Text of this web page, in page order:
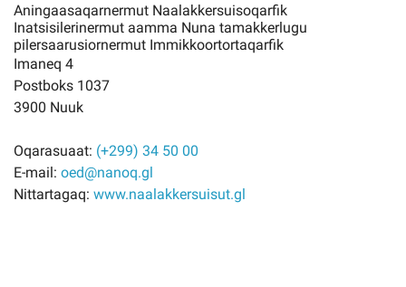
Aningaasaqarnermut Naalakkersuisoqarfik
Inatsisilerinermut aamma Nuna tamakkerlugu
pilersaarusiornermut Immikkoortortaqarfik
Imaneq 4
Postboks 1037
3900 Nuuk
Oqarasuaat: (+299) 34 50 00
E-mail: oed@nanoq.gl
Nittartagaq: www.naalakkersuisut.gl